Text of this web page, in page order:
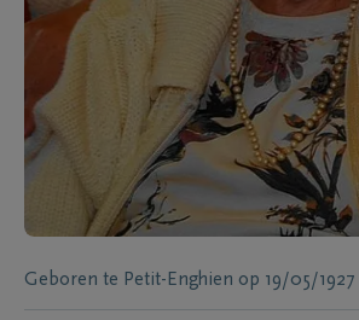
Geboren te Petit-Enghien op 19/05/1927